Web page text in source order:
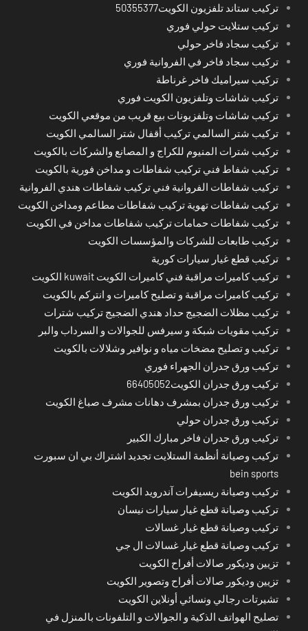
تركيب ستاند تلفزيون الكويت50355377
تركيب ستلايت حولي فوري
تركيب سجاد فاخر حولي
تركيب سجاد فاخر في الفروانية فوري
تركيب سيراميك فاخر غرناطة
تركيب شاشات وتلفزيون الكويت فوري
تركيب شاشات وتلفزيونات بيع قريب من موقعي الكويت
تركيب شتر السالمي تركيب أقفال شتر السالمي الكويت
تركيب شترات المنيوم للكراج و المصانع والشركات بالكويت
تركيب شفاط فني تركيب شفاطات و مداخن فورية بالكويت
تركيب شفاطات الفروانية فني تركيب شفاطات هندي الفروانية
تركيب شفاطات تهوية تركيب شفاطات مطاعم ومداخن الكويت
تركيب شفاطات حمامات تركيب شفاطات مداخن في الكويت
تركيب طابعات للشركات والمؤسسات الكويت
تركيب قطع غيار سيارات كورية
تركيب كاميرات مراقبة فني كاميرات الكويت kuwait الكويت
تركيب كاميرات مراقبة و تصليح كاميرات و انتركم بالكويت
تركيب مظلات الضجيج حداد هندي الضجيج تركيب شترات
تركيب مقويات شبكة و سيرفس للجوالات و السرداب والبر
تركيب و تصليح مضخات مياه و نوافير وشلالات بالكويت
تركيب ورق جدران الجهراء فوري
تركيب ورق جدران الكويت66405052
تركيب ورق جدران بمشرف دهانات مشرف صباغ الكويت
تركيب ورق جدران حولي
تركيب ورق جدران فاخر مبارك الكبير
تركيب وصيانة أنظمة الستلايت تجديد اشتراك بي ان سبورت
bein sports
تركيب وصيانة ريسيفرات آندرويد الكويت
تركيب وصيانة قطع غيار سيارات نيسان
تركيب وصيانة قطع غيار غسالات
تركيب وصيانة قطع غيار غسالات ال جي
تزيين وديكور صالات أفراح الكويت
تزيين وديكور صالات أفراح وتصوير الكويت
تشيرتات رجالي ونسائي أونلاين الكويت
تصليح الهواتف الذكية و الجوالات و التلفونات بالمنزل في